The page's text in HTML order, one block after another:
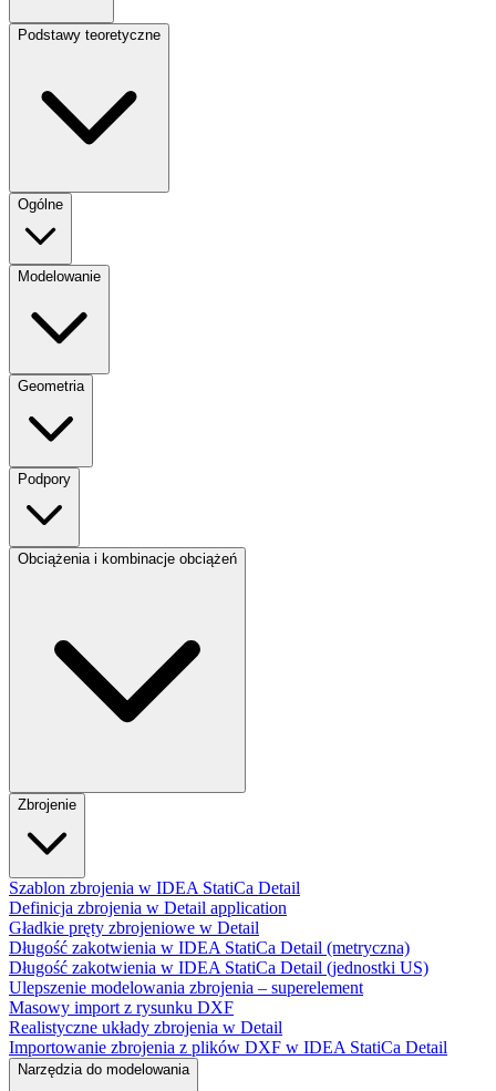
Podstawy teoretyczne
Ogólne
Modelowanie
Geometria
Podpory
Obciążenia i kombinacje obciążeń
Zbrojenie
Szablon zbrojenia w IDEA StatiCa Detail
Definicja zbrojenia w Detail application
Gładkie pręty zbrojeniowe w Detail
Długość zakotwienia w IDEA StatiCa Detail (metryczna)
Długość zakotwienia w IDEA StatiCa Detail (jednostki US)
Ulepszenie modelowania zbrojenia – superelement
Masowy import z rysunku DXF
Realistyczne układy zbrojenia w Detail
Importowanie zbrojenia z plików DXF w IDEA StatiCa Detail
Narzędzia do modelowania